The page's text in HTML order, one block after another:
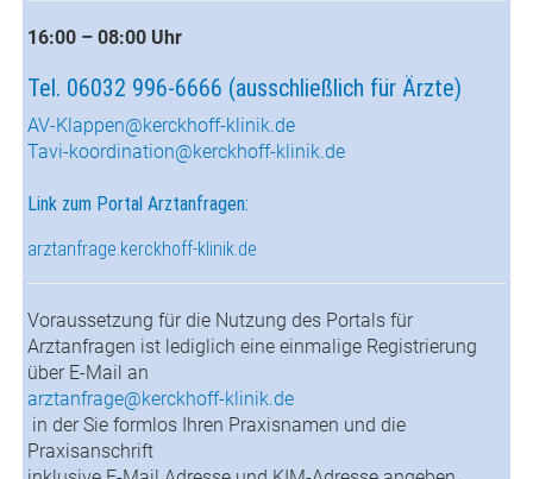
16:00 – 08:00 Uhr
Tel. 06032 996-6666 (ausschließlich für Ärzte)
AV-Klappen@kerckhoff-klinik.de
Tavi-koordination@kerckhoff-klinik.de
Link zum Portal Arztanfragen:
arztanfrage.kerckhoff-klinik.de
Voraussetzung für die Nutzung des Portals für
Arztanfragen ist lediglich eine einmalige Registrierung
über E-Mail an
arztanfrage@kerckhoff-klinik.de
in der Sie formlos Ihren Praxisnamen und die
Praxisanschrift